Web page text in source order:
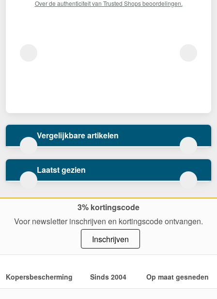
Over de authenticiteit van Trusted Shops beoordelingen.
Vergelijkbare artikelen
Laatst gezien
3% kortingscode
Voor newsletter inschrijven en kortingscode ontvangen.
Inschrijven
Kopersbescherming Sinds 2004 Op maat gesneden